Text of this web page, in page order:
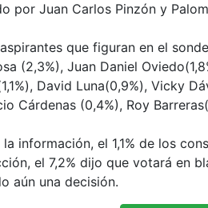
por Juan Carlos Pinzón y
que figuran en el
(2,3%), Juan Daniel
David Luna(0,9%), Vicky
Cárdenas (0,4%), Roy
la información, el 1,1% de los
el 7,2% dijo que votará en
aún una decisión.